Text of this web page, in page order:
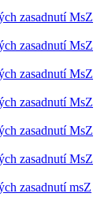
zasadnutí MsZ
zasadnutí MsZ
zasadnutí MsZ
zasadnutí MsZ
zasadnutí MsZ
zasadnutí MsZ
zasadnutí msZ